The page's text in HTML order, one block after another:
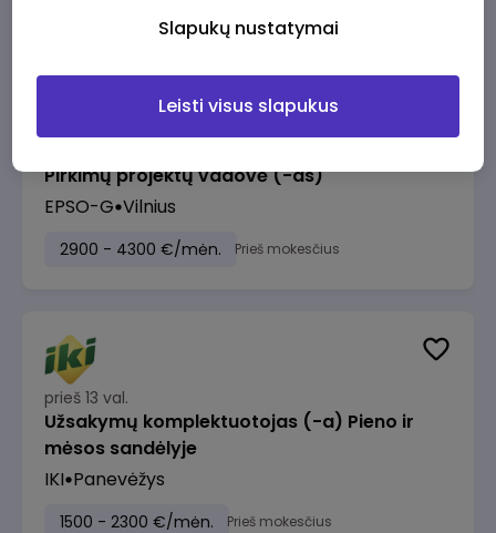
Pirkimų projektų vadovė (-as)
EPSO-G Vilnius
2900 - 4300 €/mėn. Prieš mokesčius
prieš 13 val.
Užsakymų komplektuotojas (-a) Pieno ir
mėsos sandėlyje
IKI Panevėžys
1500 - 2300 €/mėn. Prieš mokesčius
Slapukų nustatymai
Leisti visus slapukus